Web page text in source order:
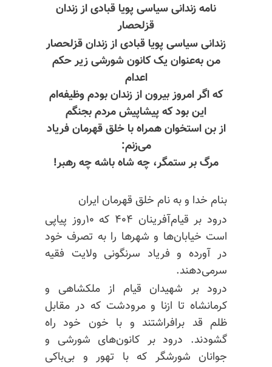
نامه زندانی سیاسی پویا قبادی از زندان
قزلحصار
زندانی سیاسی پویا قبادی از زندان قزلحصار
من به‌عنوان یک کانون شورشی زیر حکم
اعدام
که اگر امروز بیرون از زندان بودم وظیفه‌ام
این بود که پیشاپیش مردم بجنگم
از بن استخوان همراه با خلق قهرمان فریاد
می‌زنم:
مرگ بر ستمگر، چه شاه باشه چه رهبر!
بنام خدا و به نام خلق قهرمان ایران
درود بر قیام‌آفرینان ۴۰۴ که ۱۰روز
پیاپی
است خیابان‌ها و شهرها را به تصرف خود
در آورده و فریاد سرنگونی ولایت فقیه
سرمی‌دهند.
درود بر شهیدان قیام از ملکشاهی و
کرمانشاه تا ازنا و مرودشت که در مقابل
ظلم قد برافراشتند و با خون خود راه
گشودند. درود بر کانون‌های شورشی و
جوانان شورشگر که با تهور و بی‌باکی